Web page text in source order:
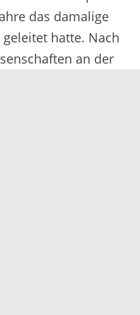
das damalige
hatte. Nach
an der